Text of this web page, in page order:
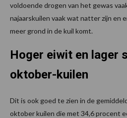
voldoende drogen van het gewas
najaarskuilen vaak wat natter zijn en
meer grond in de kuil komt.
Hoger eiwit en lager
oktober-kuilen
Dit is ook goed te zien in de
oktober kuilen die met 34,6 procent